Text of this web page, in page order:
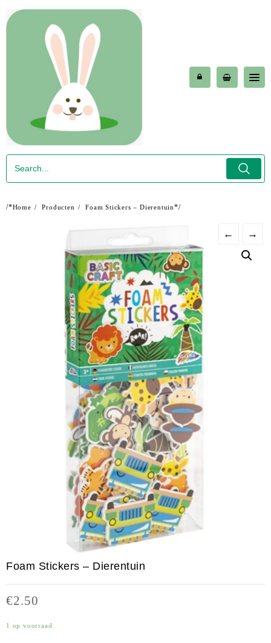
/*Home Producten Foam Stickers – Dierentuin*/
← →
Foam Stickers – Dierentuin
€2.50
1 op voorraad